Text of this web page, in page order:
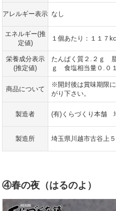
アレルギー表示 なし
エネルギー(推
定値)
１個あたり：１１７
栄養成分表示
(推定値)
たんぱく質２.２ｇ
ｇ 食塩相当量０.０
商品について
※開封後は賞味期限
がり下さい。
製造者 (有)くらづくり本舗
製造所 埼玉県川越市古谷上
④春の夜（はるのよ）